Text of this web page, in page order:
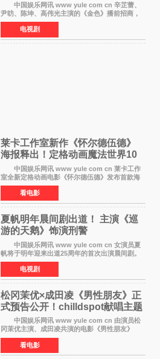
中国娱乐网讯 www yule com cn 辛芷蕾、
尹昉、陈坤、高伟光主演的《金色》播前招商，
预计8月腾讯视频开播。这部年代剧汇集了众多实
力派演员，阵容强大，引发了观众的广泛关
注。 《金色》
电视剧
莱卡工作室新作《怀尔德伍德》
海报释出！定格动画魔法世界10
月开启
中国娱乐网讯 www yule com cn 莱卡工作
室全新定格动画电影《怀尔德伍德》发布首款海
报，女孩为找回弟弟走入黑暗、宏大的林中魔法
世界，一场关于勇气与亲情的奇幻冒险即将展
开。 本片由特
看电影
夏帆明年晨间剧出道！ 主演《巡
游的天鹅》饰演刑警
中国娱乐网讯 www yule com cn 女演员夏
帆将于明年迎来出道25周年的首次出演晨间剧。
NHK于8月4日宣布她将出演明年（2027年度）上
半期的晨间剧《巡游的天鹅》，饰演与女主角森
田望智饰演的生
电视剧
松冈茉优×成田凌《男性朋友》正
式预告公开！chilldspot献唱主题
中国娱乐网讯 www yule com cn 由演员松
冈茉优主演、成田凌共演的电影《男性朋友》
（三岛有纪子执导，11月6日上映）于8月5日公开
正式视觉图与正式预告片。同时，三人乐队
chilldspot为该片创
看电影